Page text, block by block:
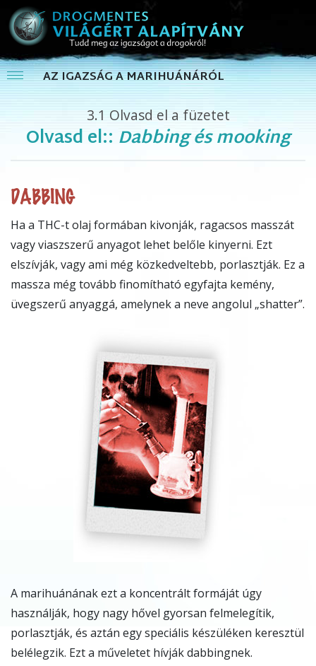
AZ IGAZSÁG A MARIHUÁNÁRÓL
3.1 Olvasd el a füzetet
Olvasd el:: Dabbing és mooking
DABBING
Ha a THC-t olaj formában kivonják, ragacsos masszát
vagy viaszszerű anyagot lehet belőle kinyerni. Ezt
elszívják, vagy ami még közkedveltebb, porlasztják. Ez a
massza még tovább finomítható egyfajta kemény,
üvegszerű anyaggá, amelynek a neve angolul „shatter”.
A marihuánának ezt a koncentrált formáját úgy
használják, hogy nagy hővel gyorsan felmelegítik,
porlasztják, és aztán egy speciális készüléken keresztül
belélegzik. Ezt a műveletet hívják dabbingnek.